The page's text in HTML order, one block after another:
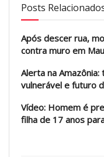
Posts
Após descer rua,
contra muro em
Alerta na
vulnerável e futuro
Vídeo: Homem é
filha de 17 anos